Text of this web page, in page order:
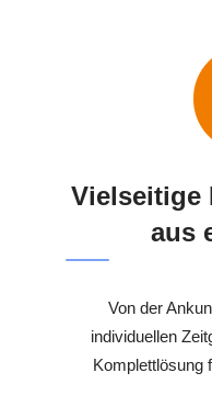
Vielseitige
aus
Von der
individuellen
Komplettlösung